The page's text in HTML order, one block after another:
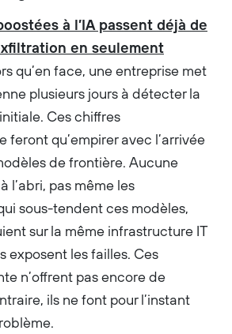
à l’IA passent déjà de
en seulement
qu’en face, une entreprise met
plusieurs jours à détecter la
Ces chiffres
feront qu’empirer avec l’arrivée
de frontière. Aucune
l’abri, pas même les
sous-tendent ces modèles,
sur la même infrastructure IT
exposent les failles. Ces
n’offrent pas encore de
ils ne font pour l’instant